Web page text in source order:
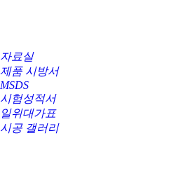
자료실
제품 시방서
MSDS
시험성적서
일위대가표
시공 갤러리